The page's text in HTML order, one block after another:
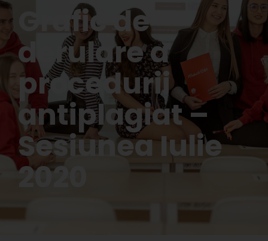
Grafic de
derulare a
procedurii
antiplagiat –
Sesiunea Iulie
2020